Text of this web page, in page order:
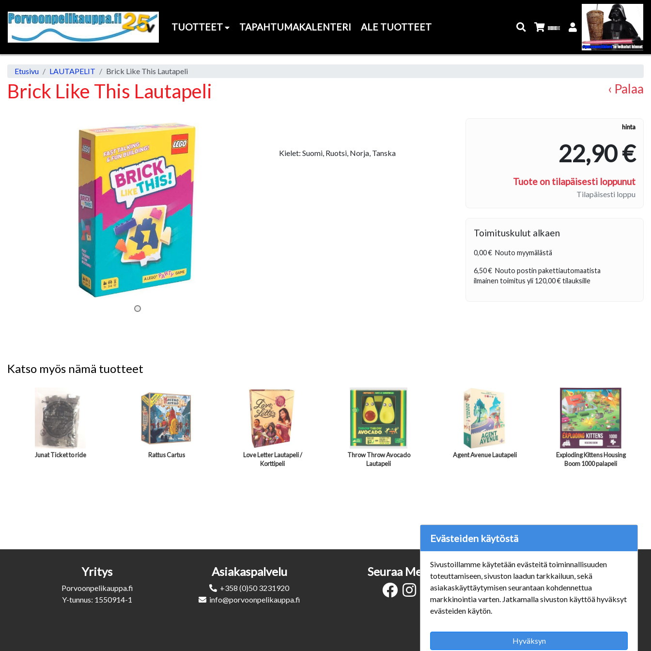
TUOTTEET TAPAHTUMAKALENTERI ALE TUOTTEET
Etusivu LAUTAPELIT Brick Like This Lautapeli
Brick Like This Lautapeli ‹ Palaa
Kielet: Suomi, Ruotsi, Norja, Tanska
hinta
22,90 €
Tuote on tilapäisesti loppunut
Tilapäisesti loppu
Toimituskulut alkaen
0,00 € Nouto myymälästä
6,50 € Nouto postin pakettiautomaatista
ilmainen toimitus yli 120,00 €tilauksille
Katso myös nämä tuotteet
Junat Ticket to ride Rattus Cartus
Love Letter Lautapeli /
Korttipeli
Throw Throw Avocado
Lautapeli
Agent Avenue Lautapeli
Exploding Kittens Housing
Boom 1000 palapeli
Yritys
Porvoonpelikauppa.fi
Y-tunnus: 1550914-1
Asiakaspalvelu
+358 (0)50 3231920
info@porvoonpelikauppa.fi
Verkkokauppa
#Yhteiskuntavastuu
#porvoonsithlord
Mannerheiminkatu 10 Aukioloajat:
Seuraa Meitä
Evästeiden käytöstä
Sivustoillamme käytetään evästeitä toiminnallisuuden
toteuttamiseen, sivuston laadun tarkkailuun, sekä
asiakaskäyttäytymisen seurantaan kohdennettua
markkinointia varten. Jatkamalla sivuston käyttöä hyväksyt
evästeiden käytön.
Hyväksyn